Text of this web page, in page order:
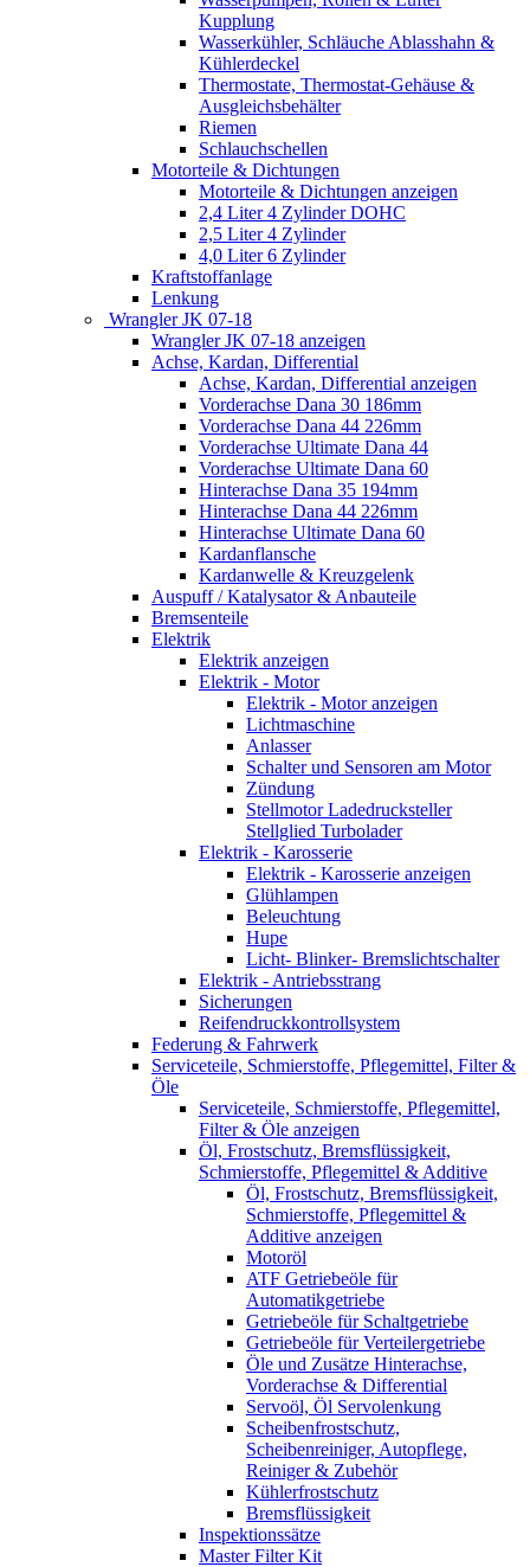
Kupplung
Wasserkühler, Schläuche Ablasshahn &
Kühlerdeckel
Thermostate, Thermostat-Gehäuse &
Ausgleichsbehälter
Riemen
Schlauchschellen
Motorteile & Dichtungen
Motorteile & Dichtungen anzeigen
2,4 Liter 4 Zylinder DOHC
2,5 Liter 4 Zylinder
4,0 Liter 6 Zylinder
Kraftstoffanlage
Lenkung
Wrangler JK 07-18
Wrangler JK 07-18 anzeigen
Achse, Kardan, Differential
Achse, Kardan, Differential anzeigen
Vorderachse Dana 30 186mm
Vorderachse Dana 44 226mm
Vorderachse Ultimate Dana 44
Vorderachse Ultimate Dana 60
Hinterachse Dana 35 194mm
Hinterachse Dana 44 226mm
Hinterachse Ultimate Dana 60
Kardanflansche
Kardanwelle & Kreuzgelenk
Auspuff / Katalysator & Anbauteile
Bremsenteile
Elektrik
Elektrik anzeigen
Elektrik - Motor
Elektrik - Motor anzeigen
Lichtmaschine
Anlasser
Schalter und Sensoren am Motor
Zündung
Stellmotor Ladedrucksteller
Stellglied Turbolader
Elektrik - Karosserie
Elektrik - Karosserie anzeigen
Glühlampen
Beleuchtung
Hupe
Licht- Blinker- Bremslichtschalter
Elektrik - Antriebsstrang
Sicherungen
Reifendruckkontrollsystem
Federung & Fahrwerk
Serviceteile, Schmierstoffe, Pflegemittel, Filter &
Öle
Serviceteile, Schmierstoffe, Pflegemittel,
Filter & Öle anzeigen
Öl, Frostschutz, Bremsflüssigkeit,
Schmierstoffe, Pflegemittel & Additive
Öl, Frostschutz, Bremsflüssigkeit,
Schmierstoffe, Pflegemittel &
Additive anzeigen
Motoröl
ATF Getriebeöle für
Automatikgetriebe
Getriebeöle für Schaltgetriebe
Getriebeöle für Verteilergetriebe
Öle und Zusätze Hinterachse,
Vorderachse & Differential
Servoöl, Öl Servolenkung
Scheibenfrostschutz,
Scheibenreiniger, Autopflege,
Reiniger & Zubehör
Kühlerfrostschutz
Bremsflüssigkeit
Inspektionssätze
Master Filter Kit